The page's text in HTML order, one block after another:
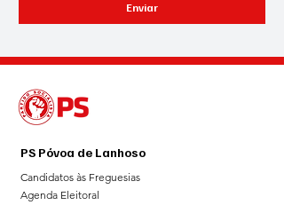
Enviar
PS Póvoa de Lanhoso
Candidatos às Freguesias
Agenda Eleitoral